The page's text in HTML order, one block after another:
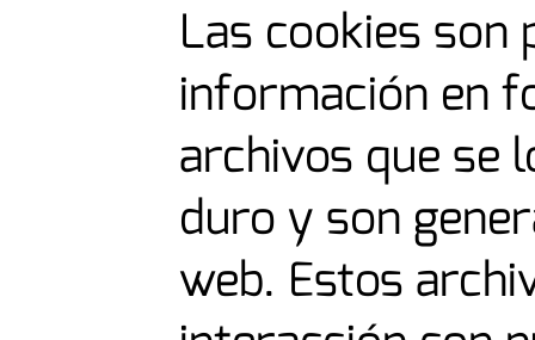
Las cookies son
información en
archivos que se
duro y son
web. Estos